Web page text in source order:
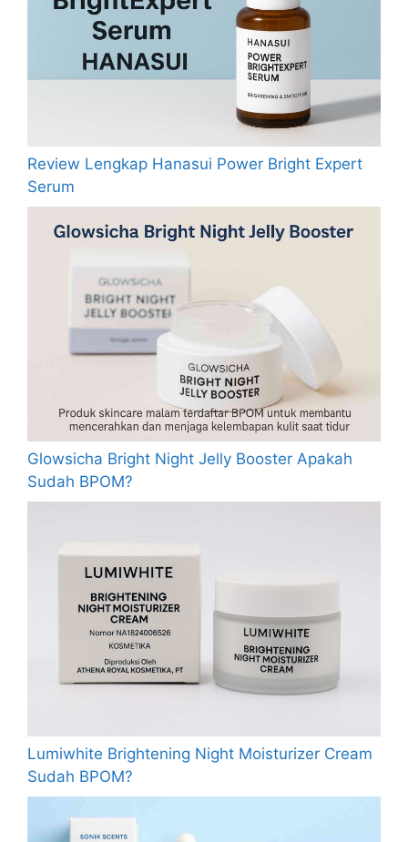
Review Lengkap Hanasui Power Bright Expert
Serum
Glowsicha Bright Night Jelly Booster Apakah
Sudah BPOM?
Lumiwhite Brightening Night Moisturizer Cream
Sudah BPOM?